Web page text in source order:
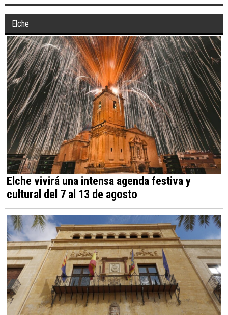
Elche
Elche vivirá una intensa agenda festiva y
cultural del 7 al 13 de agosto